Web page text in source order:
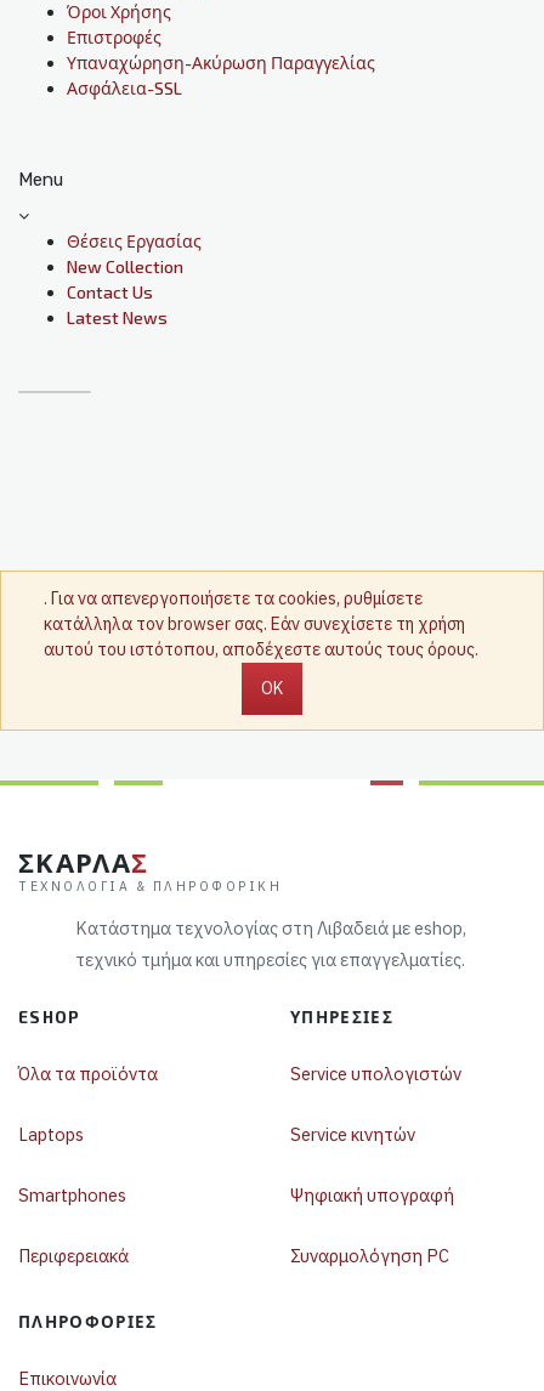
Όροι Χρήσης
Επιστροφές
Υπαναχώρηση-Ακύρωση Παραγγελίας
Ασφάλεια-SSL
Menu
Θέσεις Εργασίας
New Collection
Contact Us
Latest News
. Για να απενεργοποιήσετε τα cookies, ρυθμίσετε
κατάλληλα τον browser σας. Εάν συνεχίσετε τη χρήση
αυτού του ιστότοπου, αποδέχεστε αυτούς τους όρους.
OK
ΣΚΑΡΛΑΣ
ΤΕΧΝΟΛΟΓΊΑ & ΠΛΗΡΟΦΟΡΙΚΉ
Κατάστημα τεχνολογίας στη Λιβαδειά με eshop,
τεχνικό τμήμα και υπηρεσίες για επαγγελματίες.
ESHOP
Όλα τα προϊόντα
Laptops
Smartphones
Περιφερειακά
ΥΠΗΡΕΣΊΕΣ
Service υπολογιστών
Service κινητών
Ψηφιακή υπογραφή
Συναρμολόγηση PC
ΠΛΗΡΟΦΟΡΊΕΣ
Επικοινωνία